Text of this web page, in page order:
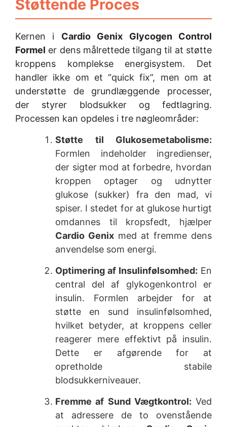
Støttende Proces
Kernen i Cardio Genix Glycogen Control
Formel er dens målrettede tilgang til at støtte
kroppens komplekse energisystem. Det
handler ikke om et “quick fix”, men om at
understøtte de grundlæggende processer,
der styrer blodsukker og fedtlagring.
Processen kan opdeles i tre nøgleområder:
Støtte til Glukosemetabolisme:
Formlen indeholder ingredienser,
der sigter mod at forbedre, hvordan
kroppen optager og udnytter
glukose (sukker) fra den mad, vi
spiser. I stedet for at glukose hurtigt
omdannes til kropsfedt, hjælper
Cardio Genix med at fremme dens
anvendelse som energi.
Optimering af Insulinfølsomhed: En
central del af glykogenkontrol er
insulin. Formlen arbejder for at
støtte en sund insulinfølsomhed,
hvilket betyder, at kroppens celler
reagerer mere effektivt på insulin.
Dette er afgørende for at
opretholde stabile
blodsukkerniveauer.
Fremme af Sund Vægtkontrol: Ved
at adressere de to ovenstående